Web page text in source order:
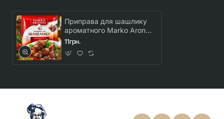
Приправа для шашлику
ароматного Marko Aronni
30 г
11грн.